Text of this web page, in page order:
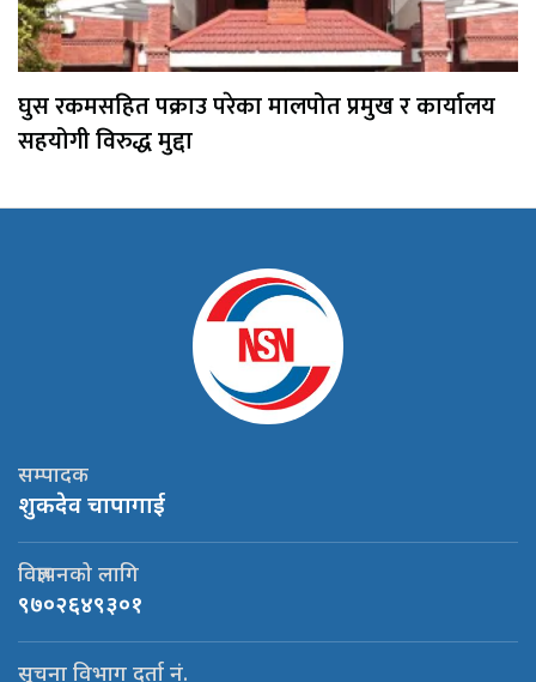
घुस रकमसहित पक्राउ परेका मालपोत प्रमुख र कार्यालय
सहयोगी विरुद्ध मुद्दा
सम्पादक
शुकदेव चापागाई
विज्ञापनको लागि
९७०२६४९३०१
सूचना विभाग दर्ता नं.